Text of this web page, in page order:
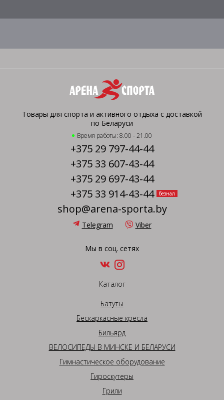
Товары для спорта и активного отдыха с доставкой
по Беларуси
Время работы: 8.00 - 21.00
+375 29 797-44-44
+375 33 607-43-44
+375 29 697-43-44
+375 33 914-43-44
безнал
shop@arena-sporta.by
Telegram Viber
Мы в соц. сетях
Каталог
Батуты
Бескаркасные кресла
Бильярд
ВЕЛОСИПЕДЫ В МИНСКЕ И БЕЛАРУСИ
Гимнастическое оборудование
Гироскутеры
Грили